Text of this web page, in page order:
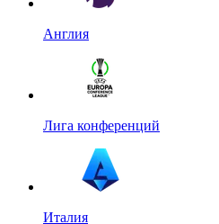
Англия
Лига конференций
Италия